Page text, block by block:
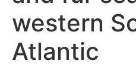
western
Atlantic